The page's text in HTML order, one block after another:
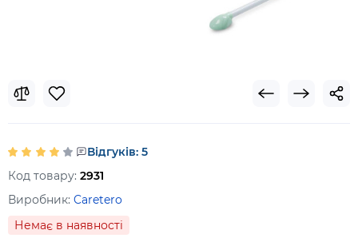
Відгуків: 5
Код товару: 2931
Виробник: Caretero
Немає в наявності